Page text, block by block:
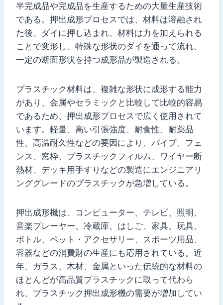
半完成品や完成品を生産するための大量生産技術
である。押出成形プロセスでは、材料は溶融され
た後、ダイに押し込まれ、材料は力を加えられる
ことで変形し、特殊な形状のダイを通って流れ、
一定の断面形状を持つ成形品が製造される。
プラスチック材料は、複雑な形状に成形する能力
があり、金属やセラミックと比較して比較的容易
であるため、押出成形プロセスで広く使用されて
います。軽量、高い引張強度、耐食性、耐薬品
性、高温耐久性などの要因により、パイプ、フェ
ンス、窓枠、プラスチックフィルム、ワイヤー断
熱材、デッキ用手すりなどの製造にエンジニアリ
ンググレードのプラスチックが急増している。
押出成形機は、コンピューター、テレビ、照明、
音楽プレーヤー、冷蔵庫、はしご、家具、玩具、
ボトル、ペット・アクセサリー、スポーツ用品、
容器などの消費財の生産にも応用されている。近
年、ガラス、木材、金属といった伝統的な材料の
ほとんどが高品質プラスチックに取って代わら
れ、プラスチック押出成形機の需要が増加してい